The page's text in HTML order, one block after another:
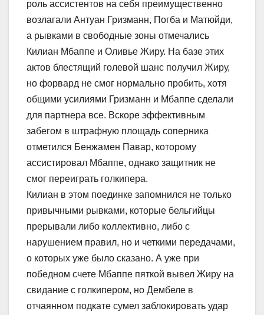
роль ассистентов на себя преимущественно
возлагали Антуан Гризманн, Погба и Матюйди,
а рывками в свободные зоны отмечались
Килиан Мбаппе и Оливье Жиру. На базе этих
актов блестящий голевой шанс получил Жиру,
но форвард не смог нормально пробить, хотя
общими усилиями Гризманн и Мбаппе сделали
для партнера все. Вскоре эффективным
забегом в штрафную площадь соперника
отметился Бенжамен Павар, которому
ассистировал Мбаппе, однако защитник не
смог переиграть голкипера.
Килиан в этом поединке запомнился не только
привычными рывками, которые бельгийцы
прерывали либо коллективно, либо с
нарушением правил, но и четкими передачами,
о которых уже было сказано. А уже при
победном счете Мбаппе пяткой вывел Жиру на
свидание с голкипером, но Дембеле в
отчаянном подкате сумел заблокировать удар